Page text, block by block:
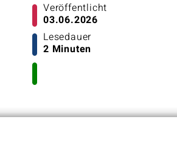
Veröffentlicht
03.06.2026
Lesedauer
2 Minuten